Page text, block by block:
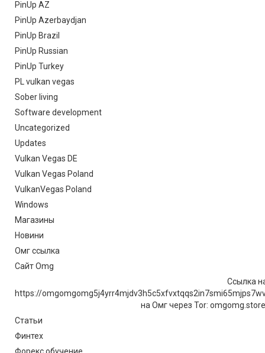
PinUp AZ
PinUp Azerbaydjan
PinUp Brazil
PinUp Russian
PinUp Turkey
PL vulkan vegas
Sober living
Software development
Uncategorized
Updates
Vulkan Vegas DE
Vulkan Vegas Poland
VulkanVegas Poland
Windows
Магазины
Новини
Омг ссылка
Сайт Omg
Ссылка
https://
на Омг через Tor:
Статьи
Финтех
Форекс обучение